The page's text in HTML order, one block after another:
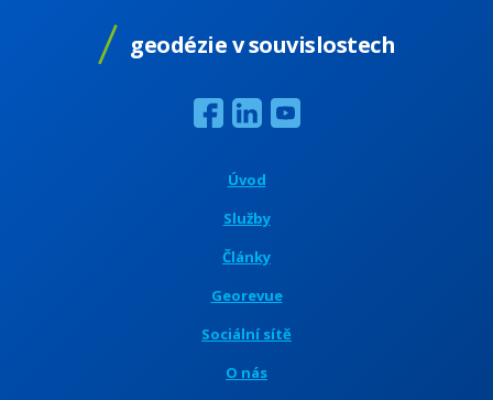
geodézie v souvislostech
Úvod
Služby
Články
Georevue
Sociální sítě
O nás